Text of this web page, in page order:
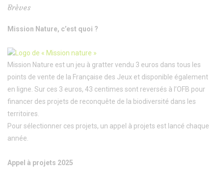
Brèves
Mission Nature, c’est quoi ?
Mission Nature est un jeu à gratter vendu 3 euros dans tous les
points de vente de la Française des Jeux et disponible également
en ligne. Sur ces 3 euros, 43 centimes sont reversés à l’OFB pour
financer des projets de reconquête de la biodiversité dans les
territoires.
Pour sélectionner ces projets, un appel à projets est lancé chaque
année.
Appel à projets 2025